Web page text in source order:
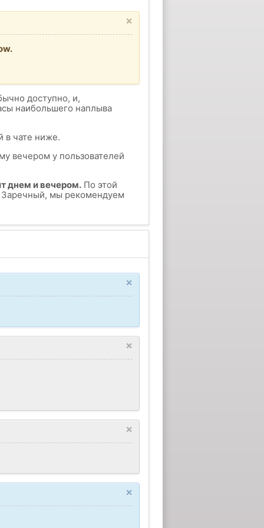
×
доступно, и,
наибольшего наплыва
в чате ниже.
вечером у пользователей
днем и вечером.По этой
Заречный, мы рекомендуем
×
×
×
×